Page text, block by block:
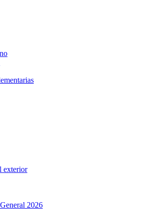
exterior
2026